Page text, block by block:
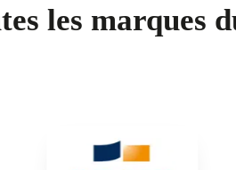
les marques